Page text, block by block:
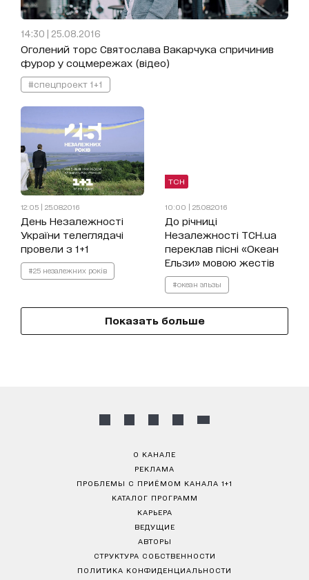
14:30 | 25.08.2016
Оголений торс Святослава Вакарчука спричинив
фурор у соцмережах (відео)
#спецпроект 1+1
12:05 | 25.08.2016
День Незалежності
України телеглядачі
провели з 1+1
#25 незалежних років
ТСН
10:00 | 25.08.2016
До річниці
Незалежності ТСН.ua
переклав пісні «Океан
Ельзи» мовою жестів
#океан эльзы
Показать больше
О КАНАЛЕ
РЕКЛАМА
ПРОБЛЕМЫ С ПРИЁМОМ КАНАЛА 1+1
КАТАЛОГ ПРОГРАММ
КАРЬЕРА
ВЕДУЩИЕ
АВТОРЫ
СТРУКТУРА СОБСТВЕННОСТИ
ПОЛИТИКА КОНФИДЕНЦИАЛЬНОСТИ